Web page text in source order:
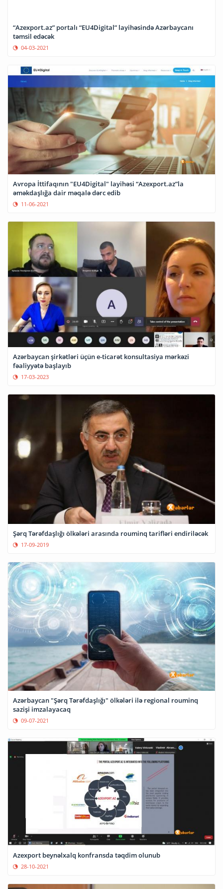
“Azexport.az” portalı “EU4Digital” layihəsində Azərbaycanı
təmsil edəcək
04-03-2021
Avropa İttifaqının "EU4Digital" layihəsi “Azexport.az”la
əməkdaşlığa dair məqalə dərc edib
11-06-2021
Azərbaycan şirkətləri üçün e-ticarət konsultasiya mərkəzi
fəaliyyətə başlayıb
17-03-2023
Şərq Tərəfdaşlığı ölkələri arasında rouminq tarifləri endiriləcək
17-09-2019
Azərbaycan "Şərq Tərəfdaşlığı" ölkələri ilə regional rouminq
sazişi imzalayacaq
09-07-2021
Azexport beynəlxalq konfransda təqdim olunub
28-10-2021